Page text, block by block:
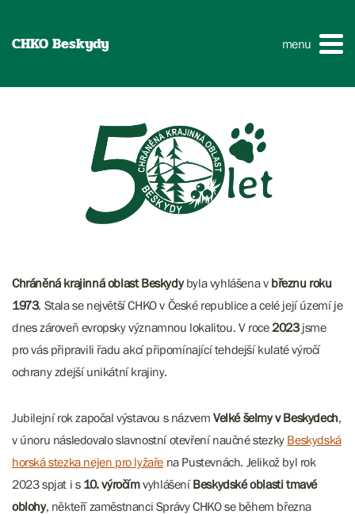
CHKO Beskydy menu
Chráněná krajinná oblast Beskydybyla vyhlášena v březnu roku
1973. Stala se největší CHKO v České republice a celé její území je
dnes zároveň evropsky významnou lokalitou. V roce2023jsme
pro vás připravili řadu akcí připomínající tehdejší kulaté výročí
ochrany zdejší unikátní krajiny.
Jubilejní rok započal výstavou s názvem Velké šelmy v Beskydech,
v únoru následovalo slavnostní otevření naučné stezky Beskydská
horská stezka nejen pro lyžaře na Pustevnách. Jelikož byl rok
2023 spjat i s 10. výročímvyhlášeníBeskydské oblasti tmavé
oblohy, někteří zaměstnanci Správy CHKO se během března